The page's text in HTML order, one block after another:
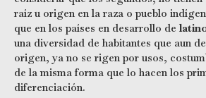
raíz u origen en la raza o pueblo
que en los países en desarrollo de
una diversidad de habitantes que aun
origen, ya no se rigen por usos,
de la misma forma que lo hacen los
diferenciación.